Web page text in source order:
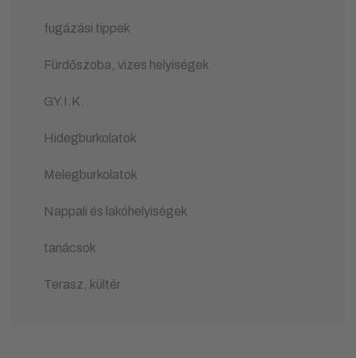
fugázási tippek
Fürdőszoba, vizes helyiségek
GY.I.K.
Hidegburkolatok
Melegburkolatok
Nappali és lakóhelyiségek
tanácsok
Terasz, kültér